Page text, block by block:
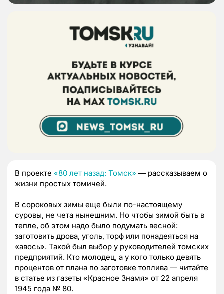
В проекте «80 лет назад: Томск» — рассказываем о
жизни простых томичей.
В сороковых зимы еще были по-настоящему
суровы, не чета нынешним. Но чтобы зимой быть в
тепле, об этом надо было подумать весной:
заготовить дрова, уголь, торф или понадеяться на
«авось». Такой был выбор у руководителей томских
предприятий. Кто молодец, а у кого только девять
процентов от плана по заготовке топлива — читайте
в статье из газеты «Красное Знамя» от 22 апреля
1945 года № 80.